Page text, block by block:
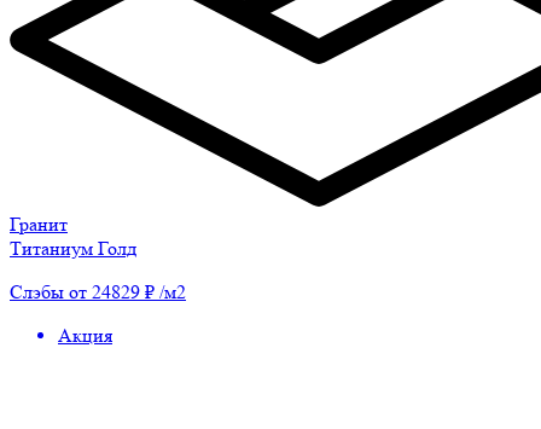
Гранит
Титаниум Голд
Слэбы от 24829 ₽ /м2
Акция